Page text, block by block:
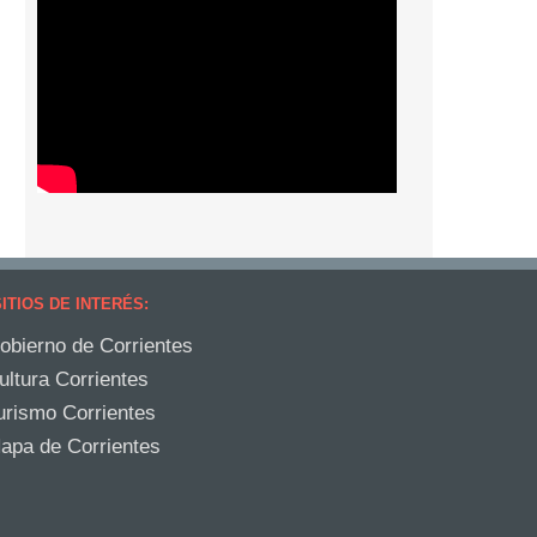
DE INTERÉS:
de Corrientes
Corrientes
Corrientes
de Corrientes